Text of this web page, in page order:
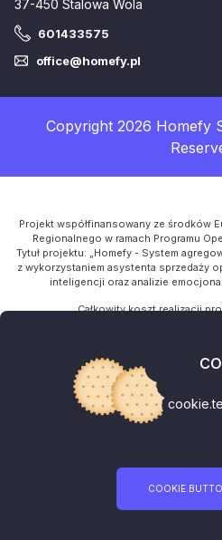
37-450 Stalowa Wola
601433575
office@homefy.pl
Copyright 2026 Homefy
Projekt współfinansowany ze środków
Regionalnego w ramach Programu
Tytuł projektu: „Homefy - System
z wykorzystaniem asystenta sprzedaży
inteligencji oraz analizie
Całkowity koszt realizacji
Program Operacyjny:
Oś Priorytetowa I:
Działanie: 1.1 Platformy
Poddziałanie: 1.1.2 Rozwój start-
default.footer-